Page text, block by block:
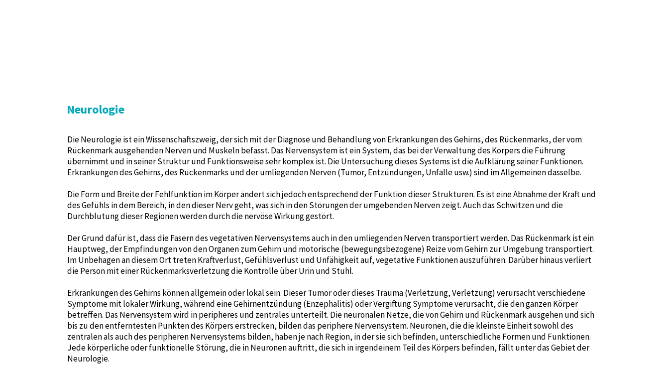
Neurologie
Die Neurologie ist ein Wissenschaftszweig, der sich mit der Diagnose und Behandlung von Erkrankungen des Gehirns, des Rückenmarks, der vom
Rückenmark ausgehenden Nerven und Muskeln befasst. Das Nervensystem ist ein System, das bei der Verwaltung des Körpers die Führung
übernimmt und in seiner Struktur und Funktionsweise sehr komplex ist. Die Untersuchung dieses Systems ist die Aufklärung seiner Funktionen.
Erkrankungen des Gehirns, des Rückenmarks und der umliegenden Nerven (Tumor, Entzündungen, Unfälle usw.) sind im Allgemeinen dasselbe.
Die Form und Breite der Fehlfunktion im Körper ändert sich jedoch entsprechend der Funktion dieser Strukturen. Es ist eine Abnahme der Kraft und
des Gefühls in dem Bereich, in den dieser Nerv geht, was sich in den Störungen der umgebenden Nerven zeigt. Auch das Schwitzen und die
Durchblutung dieser Regionen werden durch die nervöse Wirkung gestört.
Der Grund dafür ist, dass die Fasern des vegetativen Nervensystems auch in den umliegenden Nerven transportiert werden. Das Rückenmark ist ein
Hauptweg, der Empfindungen von den Organen zum Gehirn und motorische (bewegungsbezogene) Reize vom Gehirn zur Umgebung transportiert.
Im Unbehagen an diesem Ort treten Kraftverlust, Gefühlsverlust und Unfähigkeit auf, vegetative Funktionen auszuführen. Darüber hinaus verliert
die Person mit einer Rückenmarksverletzung die Kontrolle über Urin und Stuhl.
Erkrankungen des Gehirns können allgemein oder lokal sein. Dieser Tumor oder dieses Trauma (Verletzung, Verletzung) verursacht verschiedene
Symptome mit lokaler Wirkung, während eine Gehirnentzündung (Enzephalitis) oder Vergiftung Symptome verursacht, die den ganzen Körper
betreffen. Das Nervensystem wird in peripheres und zentrales unterteilt. Die neuronalen Netze, die von Gehirn und Rückenmark ausgehen und sich
bis zu den entferntesten Punkten des Körpers erstrecken, bilden das periphere Nervensystem. Neuronen, die die kleinste Einheit sowohl des
zentralen als auch des peripheren Nervensystems bilden, haben je nach Region, in der sie sich befinden, unterschiedliche Formen und Funktionen.
Jede körperliche oder funktionelle Störung, die in Neuronen auftritt, die sich in irgendeinem Teil des Körpers befinden, fällt unter das Gebiet der
Neurologie.